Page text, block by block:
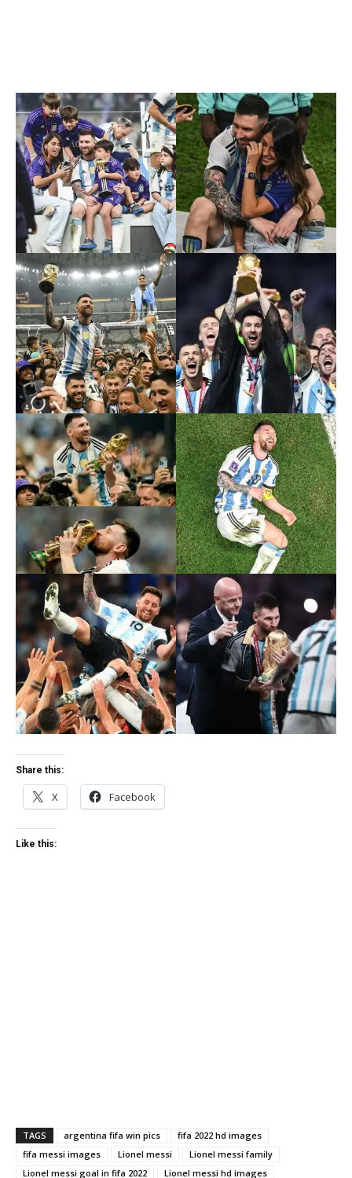
Share this:
X Facebook
Like this:
TAGS argentina fifa win pics
fifa 2022 hd images
fifa messi images
Lionel messi
Lionel messi family
Lionel messi goal in fifa 2022
Lionel messi hd images